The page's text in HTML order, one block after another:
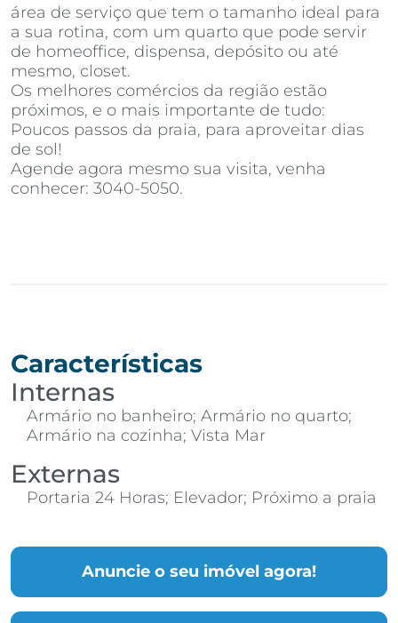
área de serviço que tem o tamanho ideal para
a sua rotina, com um quarto que pode servir
de homeoffice, dispensa, depósito ou até
mesmo, closet.
Os melhores comércios da região estão
próximos, e o mais importante de tudo:
Poucos passos da praia, para aproveitar dias
de sol!
Agende agora mesmo sua visita, venha
conhecer: 3040-5050.
Anuncie o seu imóvel agora!
Características
Internas
Armário no banheiro; Armário no quarto;
Armário na cozinha; Vista Mar
Externas
Portaria 24 Horas; Elevador; Próximo a praia